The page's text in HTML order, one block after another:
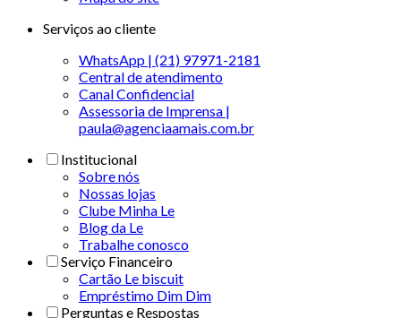
Serviços ao cliente
WhatsApp | (21) 97971-2181
Central de atendimento
Canal Confidencial
Assessoria de Imprensa |
paula@agenciaamais.com.br
Institucional
Sobre nós
Nossas lojas
Clube Minha Le
Blog da Le
Trabalhe conosco
Serviço Financeiro
Cartão Le biscuit
Empréstimo Dim Dim
Perguntas e Respostas